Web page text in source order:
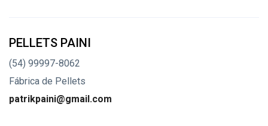
PELLETS PAINI
(54) 99997-8062
Fábrica de Pellets
patrikpaini@gmail.com